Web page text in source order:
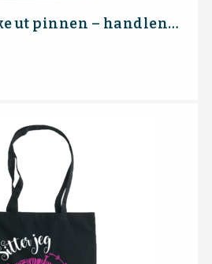
Skal bare strikke ut pinnen – handlenett